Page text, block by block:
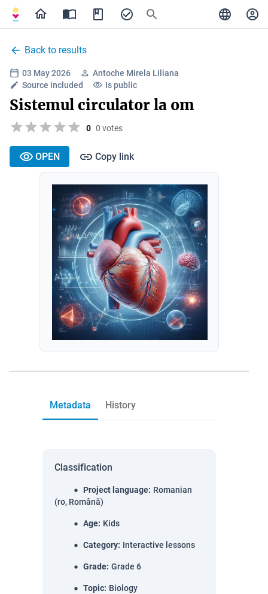
Back to results
03 May 2026
Antoche Mirela Liliana
Source included
Is public
Sistemul circulator la om
0 0 votes
OPEN Copy link
Metadata History
Classification
Project language: Romanian
(ro, Română)
Age: Kids
Category: Interactive lessons
Grade: Grade 6
Topic: Biology